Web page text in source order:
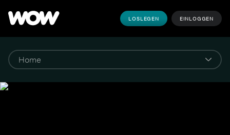
LOSLEGEN EINLOGGEN